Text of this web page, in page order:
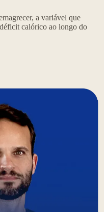
a variável que
calórico ao longo do